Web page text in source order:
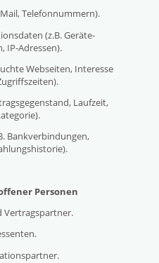
Telefonnummern).
(z.B. Geräte-
IP-Adressen).
Webseiten, Interesse
Laufzeit,
Bankverbindungen,
Personen
Vertragspartner.